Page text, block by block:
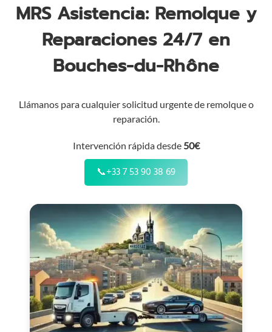
MRS Asistencia: Remolque y
Reparaciones 24/7 en
Bouches-du-Rhône
Llámanos para cualquier solicitud urgente de remolque o
reparación.
Intervención rápida desde 50€
📞+33 7 53 90 38 69